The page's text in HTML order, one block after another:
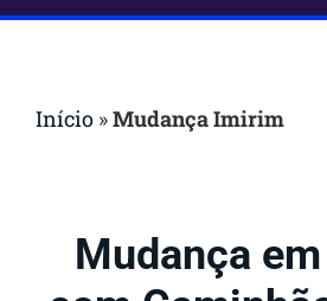
Início »Mudança Imirim
Mudança